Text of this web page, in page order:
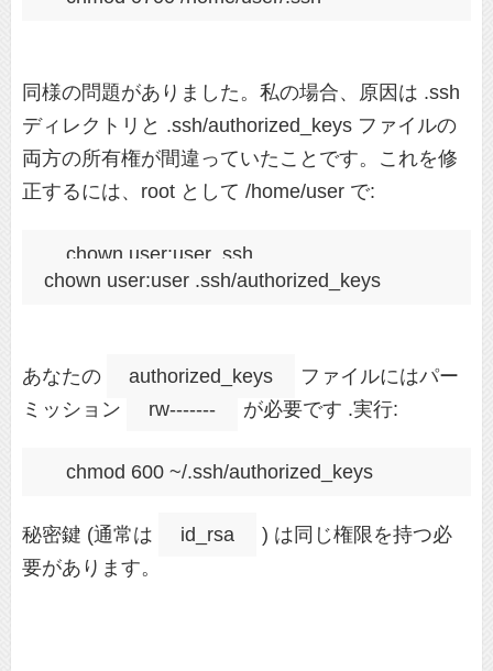
同様の問題がありました。私の場合、原因は .ssh
ディレクトリと .ssh/authorized_keys ファイルの
両方の所有権が間違っていたことです。これを修
正するには、root として /home/user で:
chown user:user .ssh
あなたの authorized_keys
ファイルにはパー
ミッション
rw------- が必要です .実行:
秘密鍵 (通常は id_rsa
) は同じ権限を持つ必
要があります。